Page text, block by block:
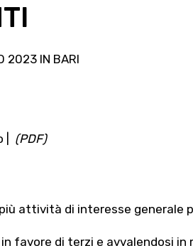
2023 IN BARI
(PDF)
attività di interesse generale
favore di terzi e avvalendosi